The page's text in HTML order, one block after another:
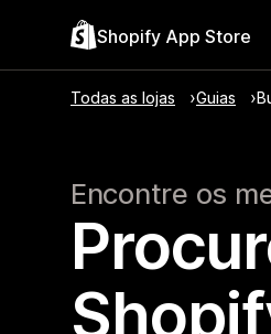
Shopify App Store
Todas as lojas Guias
Encontre os